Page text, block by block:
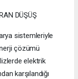
DÜŞÜŞ
sistemleriyle
çözümü
elektrik
karşılandığı